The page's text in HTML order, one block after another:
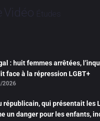
Vidéo Études
: huit femmes arrêtées,
face à la répression LGBT+
2026
républicain, qui présentait les
un danger pour les enfants,